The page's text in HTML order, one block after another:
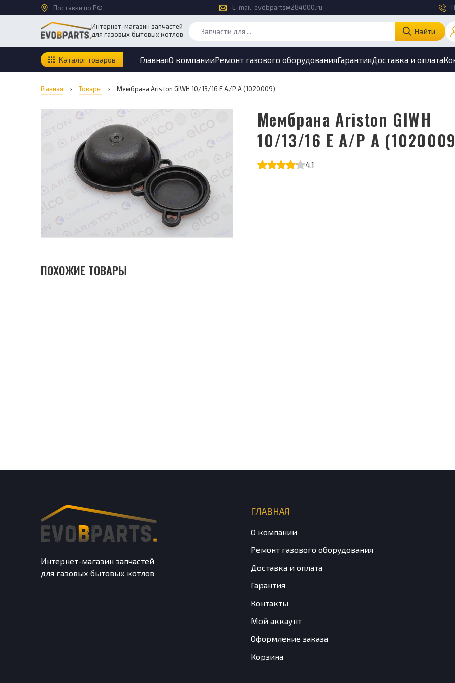
Поставки по РФ E-mail: evobparts@284000.ru
Интернет-магазин запчастей
для газовых бытовых котлов
Найти
Каталог товаров ГлавнаяО компанииРемонт газового оборудованияГарантияДоставка и оплата
Главная › Товары › Мембрана Ariston GIWH 10/13/16 E A/P A (1020009)
Мембрана Ariston GIWH
10/13/16 E A/P A
4.1
ПОХОЖИЕ ТОВАРЫ
Интернет-магазин запчастей
для газовых бытовых котлов
ГЛАВНАЯ
О компании
Ремонт газового оборудования
Доставка и оплата
Гарантия
Контакты
Мой аккаунт
Оформление заказа
Корзина